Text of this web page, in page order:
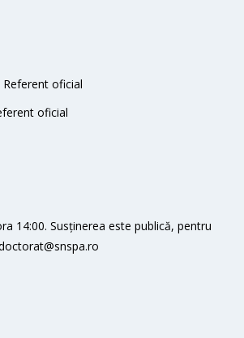
Referent oficial
oficial
14:00. Susținerea este publică, pentru